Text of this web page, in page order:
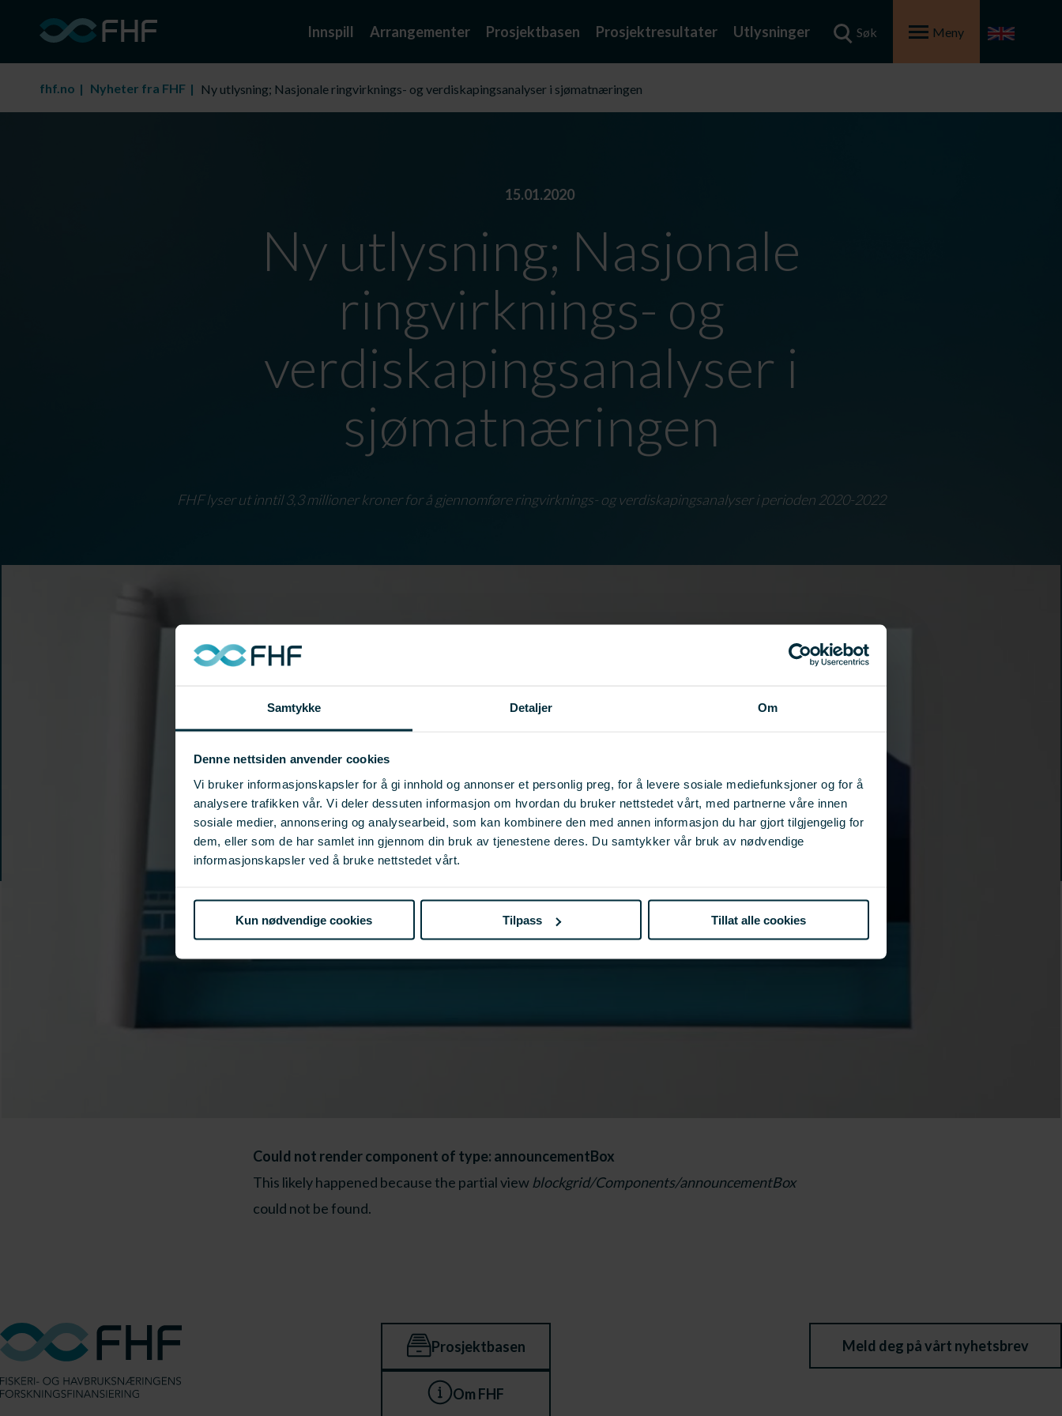
Samtykke Detaljer Om
Denne nettsiden anvender cookies
Vi bruker informasjonskapsler for å gi innhold og annonser et personlig preg, for å levere sosiale mediefunksjoner og for å
analysere trafikken vår. Vi deler dessuten informasjon om hvordan du bruker nettstedet vårt, med partnerne våre innen
sosiale medier, annonsering og analysearbeid, som kan kombinere den med annen informasjon du har gjort tilgjengelig for
dem, eller som de har samlet inn gjennom din bruk av tjenestene deres. Du samtykker vår bruk av nødvendige
informasjonskapsler ved å bruke nettstedet vårt.
Kun nødvendige cookies Tilpass Tillat alle cookies
Innspill Arrangementer Prosjektbasen Prosjektresultater Utlysninger Søk Meny
fhf.no Nyheter fra FHF Ny utlysning; Nasjonale ringvirknings- og verdiskapingsanalyser i sjømatnæringen
15.01.2020
Ny utlysning; Nasjonale
ringvirknings- og
verdiskapingsanalyser i
sjømatnæringen
FHF lyser ut inntil 3,3 millioner kroner for å gjennomføre ringvirknings- og verdiskapingsanalyser i perioden 2020-2022
Could not render component of type: announcementBox
This likely happened because the partial view blockgrid/Components/announcementBox
could not be found.
Prosjektbasen
Om FHF
Meld deg på vårt nyhetsbrev